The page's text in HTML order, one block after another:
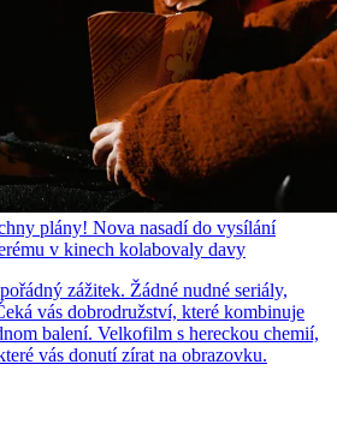
plány! Nova nasadí do vysílání
v kinech kolabovaly davy
zážitek. Žádné nudné seriály,
vás dobrodružství, které kombinuje
balení. Velkofilm s hereckou chemií,
vás donutí zírat na obrazovku.